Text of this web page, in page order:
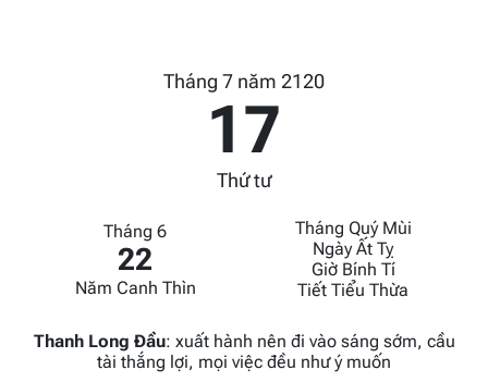
Tháng 7 năm 2120
17
Thứ tư
Tháng 6
22
Năm Canh Thìn
Tháng Quý Mùi
Ngày Ất Tỵ
Giờ Bính Tí
Tiết Tiểu Thừa
Thanh Long Đầu: xuất hành nên đi vào sáng sớm, cầu
tài thắng lợi, mọi việc đều như ý muốn